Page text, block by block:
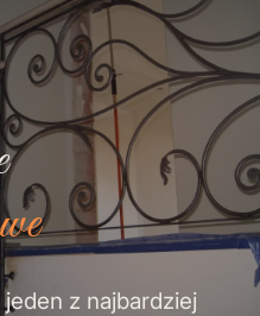
z najbardziej